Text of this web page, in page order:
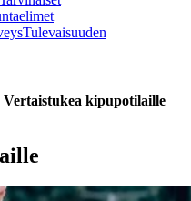
Tulevaisuuden
Vertaistukea kipupotilaille